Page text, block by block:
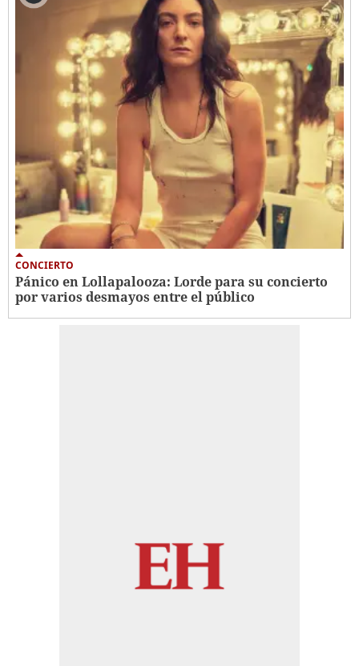
CONCIERTO
Pánico en Lollapalooza: Lorde para su concierto
por varios desmayos entre el público